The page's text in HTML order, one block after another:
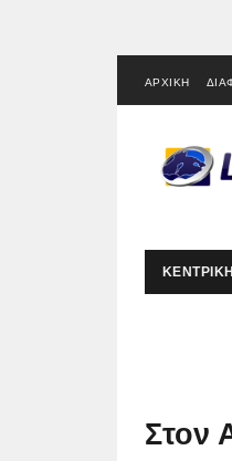
ΑΡΧΙΚΗ
ΚΕΝΤΡΙΚΗ
Στον